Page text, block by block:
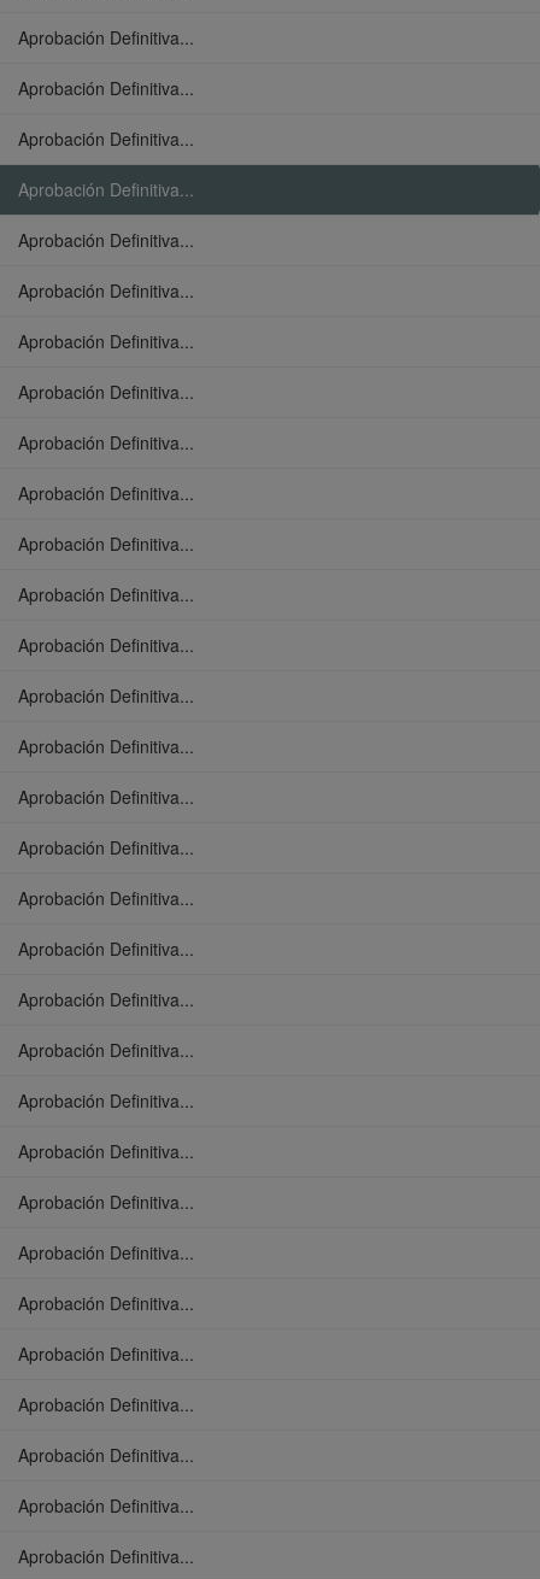
Aprobación Definitiva...
Aprobación Definitiva...
Aprobación Definitiva...
Aprobación Definitiva...
Aprobación Definitiva...
Aprobación Definitiva...
Aprobación Definitiva...
Aprobación Definitiva...
Aprobación Definitiva...
Aprobación Definitiva...
Aprobación Definitiva...
Aprobación Definitiva...
Aprobación Definitiva...
Aprobación Definitiva...
Aprobación Definitiva...
Aprobación Definitiva...
Aprobación Definitiva...
Aprobación Definitiva...
Aprobación Definitiva...
Aprobación Definitiva...
Aprobación Definitiva...
Aprobación Definitiva...
Aprobación Definitiva...
Aprobación Definitiva...
Aprobación Definitiva...
Aprobación Definitiva...
Aprobación Definitiva...
Aprobación Definitiva...
Aprobación Definitiva...
Aprobación Definitiva...
Aprobación Definitiva...